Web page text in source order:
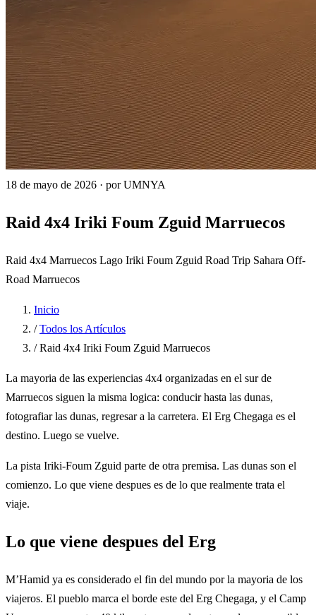
18 de mayo de 2026 · por UMNYA
Raid 4x4 Iriki Foum Zguid Marruecos
Raid 4x4 Marruecos Lago Iriki Foum Zguid Road Trip Sahara Off-
Road Marruecos
Inicio
/ Todos los Artículos
/ Raid 4x4 Iriki Foum Zguid Marruecos
La mayoria de las experiencias 4x4 organizadas en el sur de
Marruecos siguen la misma logica: conducir hasta las dunas,
fotografiar las dunas, regresar a la carretera. El Erg Chegaga es el
destino. Luego se vuelve.
La pista Iriki-Foum Zguid parte de otra premisa. Las dunas son el
comienzo. Lo que viene despues es de lo que realmente trata el
viaje.
Lo que viene despues del Erg
M’Hamid ya es considerado el fin del mundo por la mayoria de los
viajeros. El pueblo marca el borde este del Erg Chegaga, y el Camp